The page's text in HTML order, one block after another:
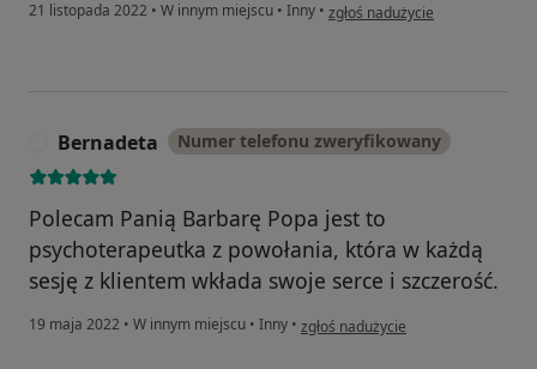
21 listopada 2022 • W innym miejscu • Inny • w opinii użytkownika Magda
zgłoś nadużycie
Bernadeta Numer telefonu zweryfikowany
Polecam Panią Barbarę Popa jest to
psychoterapeutka z powołania, która w każdą
sesję z klientem wkłada swoje serce i szczerość.
19 maja 2022 • W innym miejscu • Inny • w opinii użytkownika Bernadeta
zgłoś nadużycie